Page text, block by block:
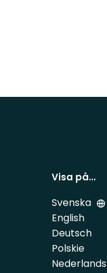
Visa på…
Svenska
English
Deutsch
Polskie
Nederlands